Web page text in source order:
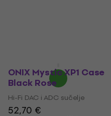
ONIX Mystic XP1 Case
Black Rose
Hi-Fi DAC i ADC sučelje
52,70 €